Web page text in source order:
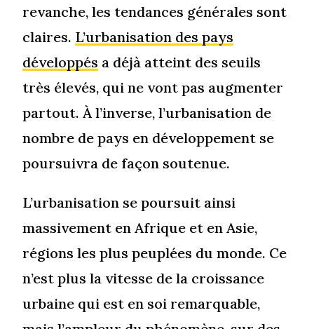
revanche, les tendances générales sont
claires. L’urbanisation des pays
développés a déjà atteint des seuils
très élevés, qui ne vont pas augmenter
partout. À l’inverse, l’urbanisation de
nombre de pays en développement se
poursuivra de façon soutenue.
L’urbanisation se poursuit ainsi
massivement en Afrique et en Asie,
régions les plus peuplées du monde. Ce
n’est plus la vitesse de la croissance
urbaine qui est en soi remarquable,